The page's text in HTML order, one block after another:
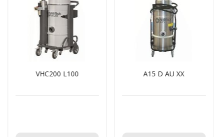
VHC200 L100 A15 D AU XX